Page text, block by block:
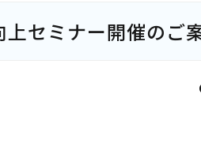
セミナー開催のご